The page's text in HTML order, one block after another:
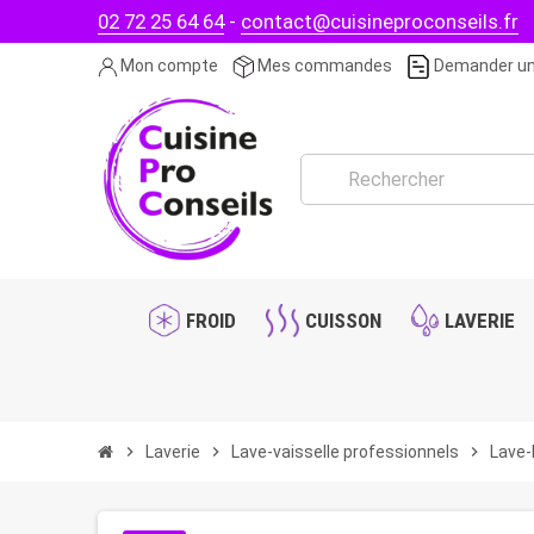
02 72 25 64 64- contact@cuisineproconseils.fr
Mon compte Mes commandes Demander
FROID CUISSON LAVERIE
chevron_right Laverie chevron_right Lave-vaisselle professionnels chevron_right